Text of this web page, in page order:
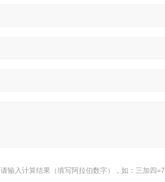
请输入计算结果（填写阿拉伯数字），如：三加四=7